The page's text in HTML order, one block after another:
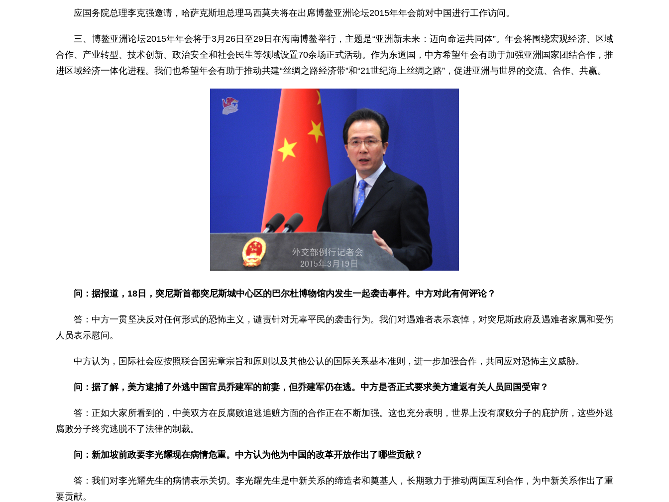
应国务院总理李克强邀请，哈萨克斯坦总理马西莫夫将在出席博鳌亚洲论坛2015年年会前对中国进行工作访问。
三、博鳌亚洲论坛2015年年会将于3月26日至29日在海南博鳌举行，主题是“亚洲新未来：迈向命运共同体”。年会将围绕宏观经济、区域
合作、产业转型、技术创新、政治安全和社会民生等领域设置70余场正式活动。作为东道国，中方希望年会有助于加强亚洲国家团结合作，推
进区域经济一体化进程。我们也希望年会有助于推动共建“丝绸之路经济带”和“21世纪海上丝绸之路”，促进亚洲与世界的交流、合作、共赢。
问： 据报道，18日，突尼斯首都突尼斯城中心区的巴尔杜博物馆内发生一起袭击事件。中方对此有何评论？
答：中方一贯坚决反对任何形式的恐怖主义，谴责针对无辜平民的袭击行为。我们对遇难者表示哀悼，对突尼斯政府及遇难者家属和受伤
人员表示慰问。
中方认为，国际社会应按照联合国宪章宗旨和原则以及其他公认的国际关系基本准则，进一步加强合作，共同应对恐怖主义威胁。
问：据了解，美方逮捕了外逃中国官员乔建军的前妻，但乔建军仍在逃。中方是否正式要求美方遣返有关人员回国受审？
答：正如大家所看到的，中美双方在反腐败追逃追赃方面的合作正在不断加强。这也充分表明，世界上没有腐败分子的庇护所，这些外逃
腐败分子终究逃脱不了法律的制裁。
问：新加坡前政要李光耀现在病情危重。中方认为他为中国的改革开放作出了哪些贡献？
答：我们对李光耀先生的病情表示关切。李光耀先生是中新关系的缔造者和奠基人，长期致力于推动两国互利合作，为中新关系作出了重
要贡献。